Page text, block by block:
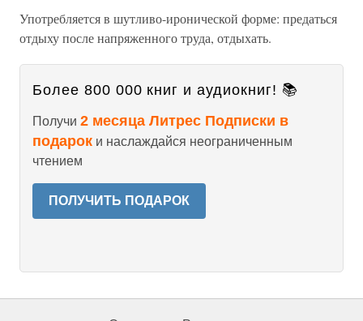
Употребляется в шутливо-иронической форме: предаться
отдыху после напряженного труда, отдыхать.
Более 800 000 книг и аудиокниг! 📚
Получи 2 месяца Литрес Подписки в
подарок и наслаждайся неограниченным
чтением
ПОЛУЧИТЬ ПОДАРОК